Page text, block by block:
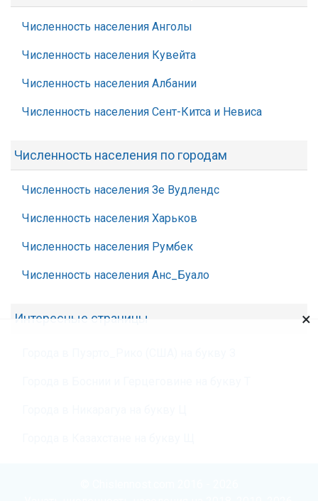
Численность населения Анголы
Численность населения Кувейта
Численность населения Албании
Численность населения Сент-Китса и Невиса
Численность населения по городам
Численность населения Зе Вудлендс
Численность населения Харьков
Численность населения Румбек
Численность населения Анс_Буало
Интересные страницы ×